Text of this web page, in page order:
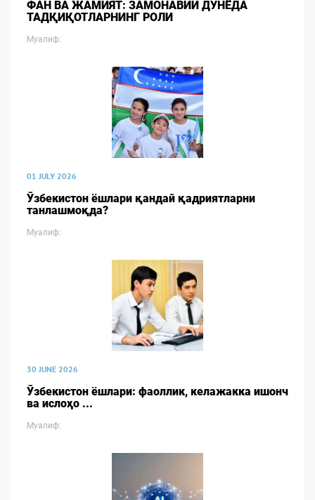
ФАН ВА ЖАМИЯТ: ЗАМОНАВИЙ ДУНЁДА
ТАДҚИҚОТЛАРНИНГ РОЛИ
Муалиф:
01 JULY 2026
Ўзбекистон ёшлари қандай қадриятларни
танлашмоқда?
Муалиф:
30 JUNE 2026
Ўзбекистон ёшлари: фаоллик, келажакка ишонч
ва ислоҳо ...
Муалиф: